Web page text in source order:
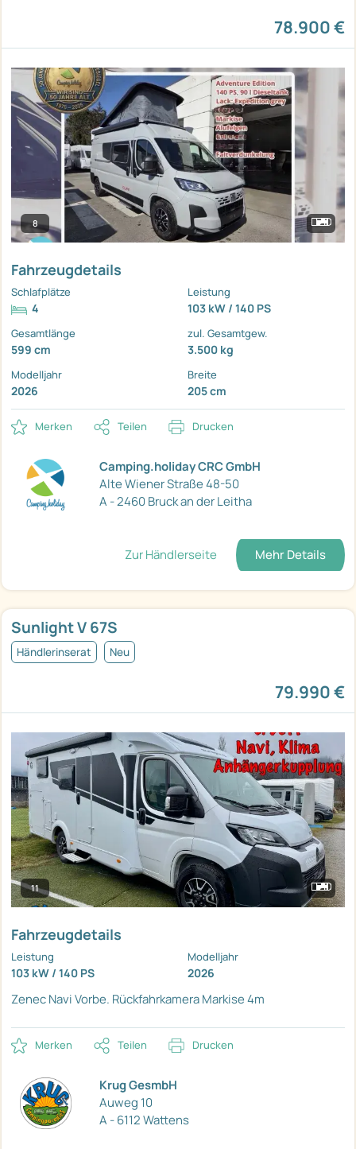
78.900 €
8
Fahrzeugdetails
Schlafplätze
4
Leistung
103 kW / 140 PS
Gesamtlänge
599 cm
zul. Gesamtgew.
3.500 kg
Modelljahr
2026
Breite
205 cm
Merken Teilen Drucken
Camping.holiday CRC GmbH
Alte Wiener Straße 48-50
A - 2460 Bruck an der Leitha
Zur Händlerseite Mehr Details
Sunlight V 67S
Händlerinserat Neu
79.990 €
11
Fahrzeugdetails
Leistung
103 kW / 140 PS
Modelljahr
2026
Zenec NaviVorbe. RückfahrkameraMarkise 4m
Merken Teilen Drucken
Krug GesmbH
Auweg 10
A - 6112 Wattens